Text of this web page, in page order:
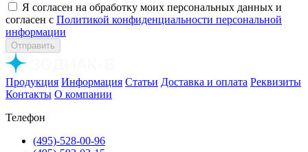
Я согласен на обработку моих персональных данных и
согласен с Политикой конфиденциальности персональной
информации
Отправить
Продукция Информация Статьи Доставка и оплата Реквизиты
Контакты О компании
Телефон
(495)-528-00-96